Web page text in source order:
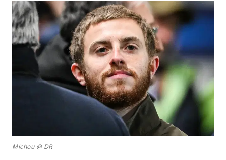
Michou @ DR